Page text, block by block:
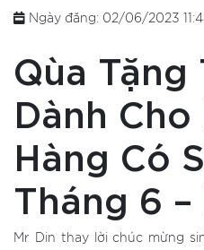
Ngày đăng: 02/06/2023
Qùa Tặng
Dành Cho
Hàng Có
Tháng 6 –
Mr Din thay lời chúc mừng